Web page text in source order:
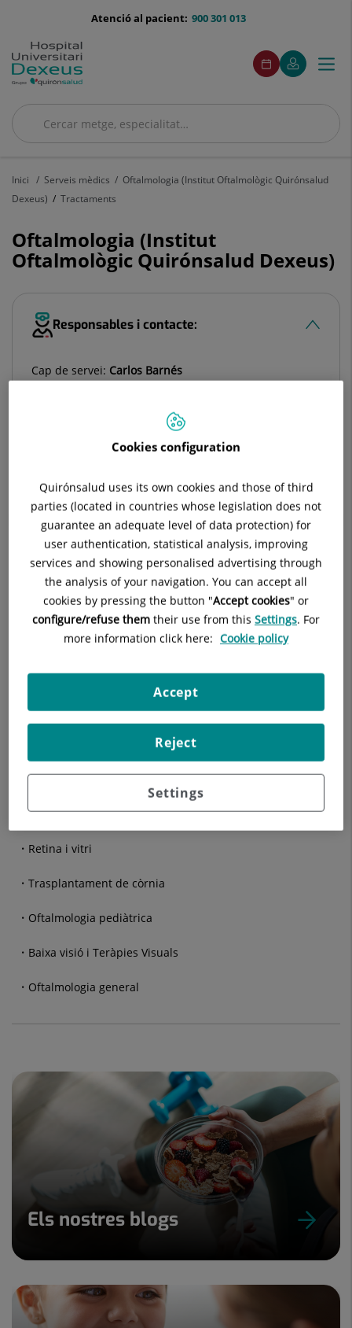
menu-
900 301 013
Atenció al pacient:
Cercar
Cercar
menú
acceso
Demaneu
cita
Aquest
enllaç
s'obrirà
finestra
El
meu
Aquest
enllaç
s'obrirà
finestra
Menú
Inici Serveis mèdics
Oftalmologia (Institut Oftalmològic Quirónsalud
Dexeus)
Tractaments
Oftalmologia (Institut
Oftalmològic Quirónsalud Dexeus)
Responsables i contacte:
Cap de servei: Carlos Barnés
recepcionoft.dex@quironsalud.es
Descripció Equip Mèdic Glaucoma
Cirurgia de cataractes
Presbícia
Oculoplàstia i cirurgia estètica
Contactologia Clínica
Retina i vitri
Trasplantament de còrnia
Oftalmologia pediàtrica
Baixa visió i Teràpies Visuals
Oftalmologia general
Els nostres blogs
Cookies configuration
Quirónsalud uses its own cookies and those of third
parties (located in countries whose legislation does not
guarantee an adequate level of data protection) for
user authentication, statistical analysis, improving
services and showing personalised advertising through
the analysis of your navigation. You can accept all
cookies by pressing the button "Accept cookies" or
configure/refuse them their use from this Settings. For
more information click here: Cookie policy
Settings
Reject
Accept